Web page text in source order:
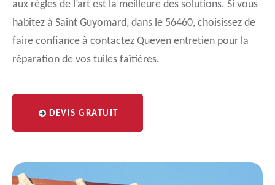
aux règles de l’art est la meilleure des solutions. Si vous
habitez à Saint Guyomard, dans le 56460, choisissez de
faire confiance à contactez Queven entretien pour la
réparation de vos tuiles faîtières.
DEVIS GRATUIT